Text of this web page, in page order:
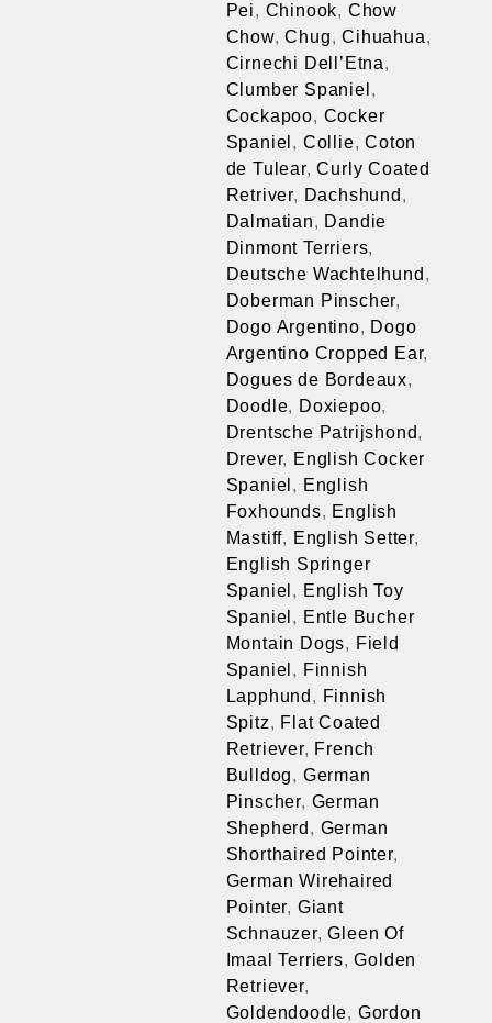
Pei, Chinook, Chow
Chow,Chug,Cihuahua,
Cirnechi Dell’Etna,
Clumber Spaniel ,
Cockapoo, Cocker
Spaniel , Collie,Coton
de Tulear,Curly Coated
Retriver, Dachshund ,
Dalmatian, Dandie
Dinmont Terriers,
Deutsche Wachtelhund ,
Doberman Pinscher,
Dogo Argentino, Dogo
Argentino Cropped Ear,
Dogues de Bordeaux,
Doodle, Doxiepoo,
Drentsche Patrijshond,
Drever, English Cocker
Spaniel , English
Foxhounds, English
Mastiff, English Setter,
English Springer
Spaniel , English Toy
Spaniel , Entle Bucher
Montain Dogs, Field
Spaniel , Finnish
Lapphund , Finnish
Spitz, Flat Coated
Retriever, French
Bulldog, German
Pinscher, German
Shepherd , German
Shorthaired Pointer,
German Wirehaired
Pointer, Giant
Schnauzer,Gleen Of
Imaal Terriers,Golden
Retriever,
Goldendoodle, Gordon